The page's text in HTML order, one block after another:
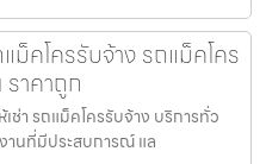
ม็คโครรับจ้าง รถแม็คโคร
าคาถูก
เช่า รถแม็คโครรับจ้าง บริการทั่ว
านที่มีประสบการณ์ แล